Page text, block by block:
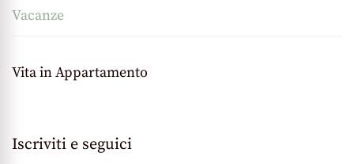
Vacanze
Vita in Appartamento
Iscriviti e seguici